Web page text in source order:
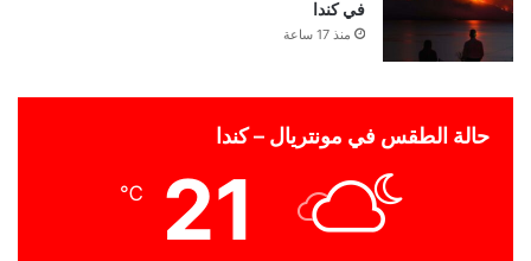
في كندا
منذ 17 ساعة
حالة الطقس في مونتريال – كندا
21
℃